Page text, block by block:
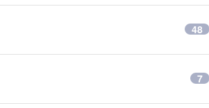
48
7